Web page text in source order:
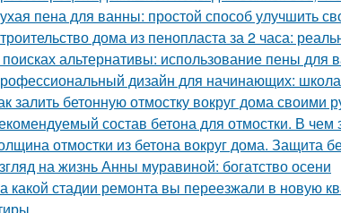
пена для ванны: простой способ улучшить
дома из пенопласта за 2 часа:
альтернативы: использование пены для
дизайн для начинающих:
залить бетонную отмостку вокруг дома своими
состав бетона для отмостки. В
отмостки из бетона вокруг дома. Защита
на жизнь Анны муравиной: богатство осени
какой стадии ремонта вы переезжали в новую